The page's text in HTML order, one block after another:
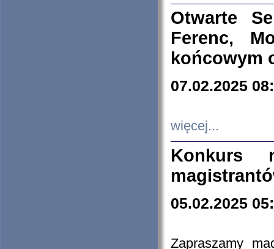
Otwarte
Ferenc,
końcowym
07.02.2025
więcej...
Konkurs
05.02.2025
Zapraszamy